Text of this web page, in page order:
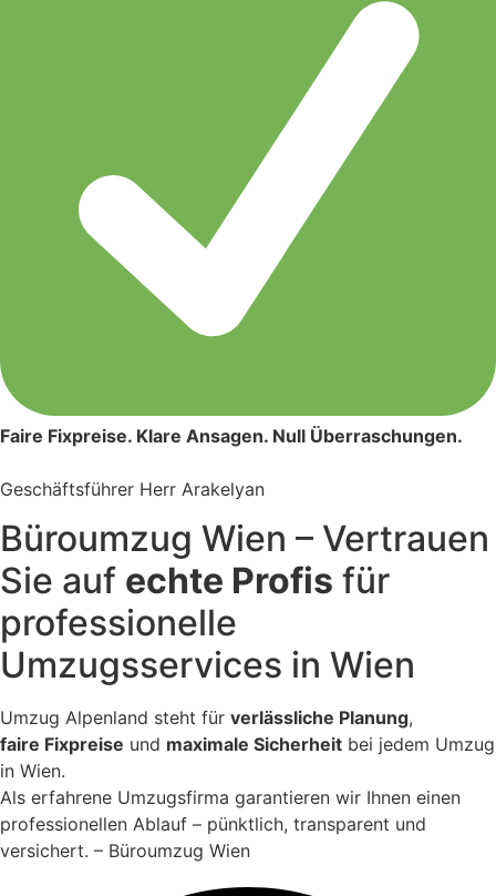
Faire Fixpreise. Klare Ansagen. Null Überraschungen.
Geschäftsführer Herr Arakelyan
Büroumzug Wien – Vertrauen
Sie auf echte Profis für
professionelle
Umzugsservices in Wien
Umzug Alpenland steht für verlässliche Planung,
faire Fixpreise und maximale Sicherheit bei jedem Umzug
in Wien.
Als erfahrene Umzugsfirma garantieren wir Ihnen einen
professionellen Ablauf – pünktlich, transparent und
versichert. – Büroumzug Wien